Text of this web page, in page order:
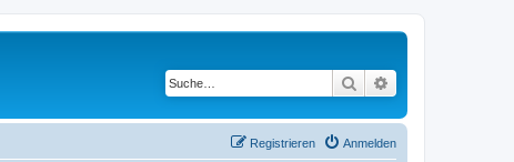
Suche
Anmelden
Registrieren